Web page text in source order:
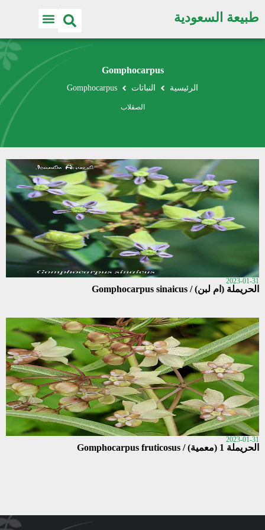
طبيعة السعودية
Gomphocarpus
الرئيسية النباتات Gomphocarpus
الصقلاب
2023-01-31
الحريملة (ام لبن) / Gomphocarpus sinaicus
2023-01-31
الحريملة 1 (معمية) / Gomphocarpus fruticosus